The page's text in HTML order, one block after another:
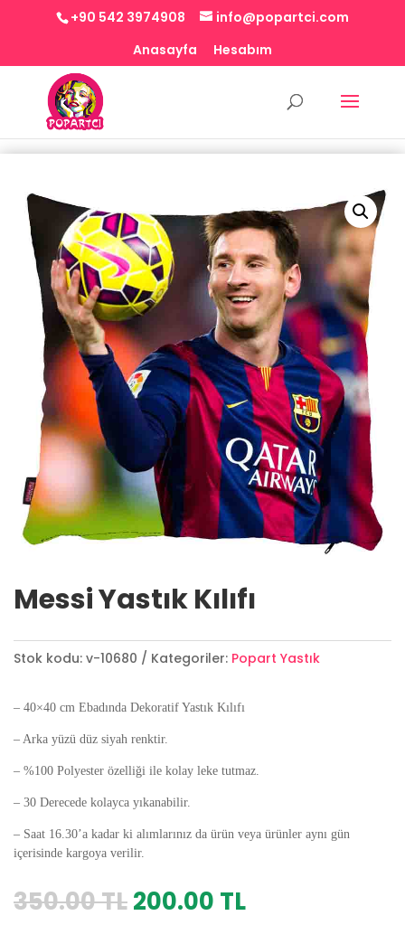
+90 542 3974908
info@popartci.com
Anasayfa
Hesabım
Messi Yastık Kılıfı
Stok kodu: v-10680 Kategoriler: Popart Yastık
– 40×40 cm Ebadında Dekoratif Yastık Kılıfı
– Arka yüzü düz siyah renktir.
– %100 Polyester özelliği ile kolay leke tutmaz.
– 30 Derecede kolayca yıkanabilir.
– Saat 16.30’a kadar ki alımlarınız da ürün veya ürünler aynı gün
içerisinde kargoya verilir.
350.00TLOrijinal
200.00 TLŞu